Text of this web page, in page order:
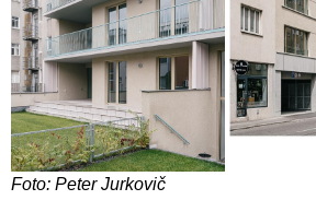
Foto: Peter Jurkovič